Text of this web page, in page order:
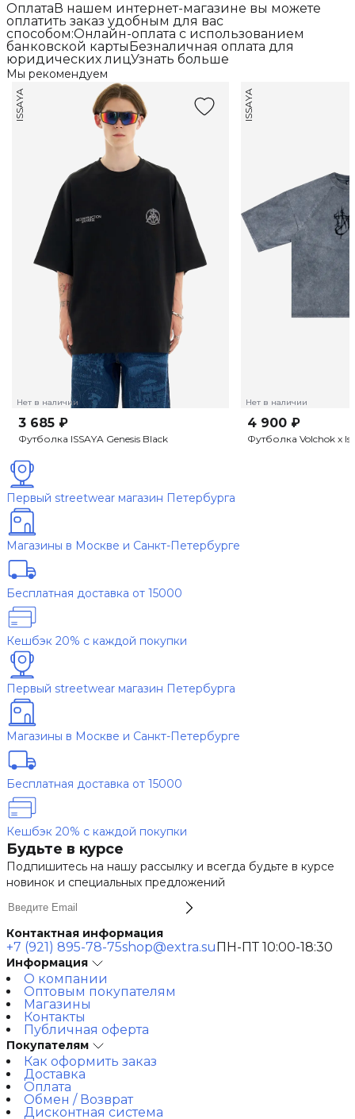
ОплатаВ нашем интернет-магазине вы можете
оплатить заказ удобным для вас
способом:Онлайн-оплата с использованием
банковской картыБезналичная оплата для
юридических лицУзнать больше
Мы рекомендуем
Нет в наличии
ISSAYA
3 685 ₽
Футболка ISSAYA Genesis Black
Нет в наличии
ISSAYA
4 900 ₽
Футболка Volchok x
Первый streetwear магазин Петербурга
Магазины в Москве и Санкт-Петербурге
Бесплатная доставка от 15000
Кешбэк 20% с каждой покупки
Первый streetwear магазин Петербурга
Магазины в Москве и Санкт-Петербурге
Бесплатная доставка от 15000
Кешбэк 20% с каждой покупки
Будьте в курсе
Подпишитесь на нашу рассылку и всегда будьте в курсе
новинок и специальных предложений
Контактная информация
+7 (921) 895-78-75shop@extra.suПН-ПТ 10:00-18:30
Информация
О компании
Оптовым покупателям
Магазины
Контакты
Публичная оферта
Покупателям
Как оформить заказ
Доставка
Оплата
Обмен / Возврат
Дисконтная система